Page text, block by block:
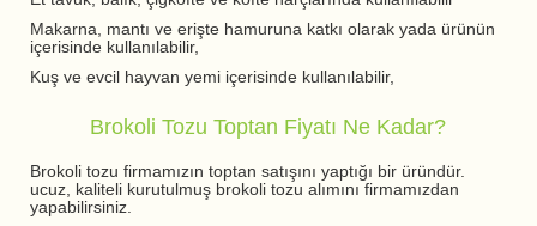
Makarna, mantı ve erişte hamuruna katkı olarak yada ürünün
içerisinde kullanılabilir,
Kuş ve evcil hayvan yemi içerisinde kullanılabilir,
Brokoli Tozu Toptan Fiyatı Ne Kadar?
Brokoli tozu firmamızın toptan satışını yaptığı bir üründür.
ucuz, kaliteli kurutulmuş brokoli tozu alımını firmamızdan
yapabilirsiniz.